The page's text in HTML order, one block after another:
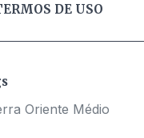
DE USO
Oriente Médio